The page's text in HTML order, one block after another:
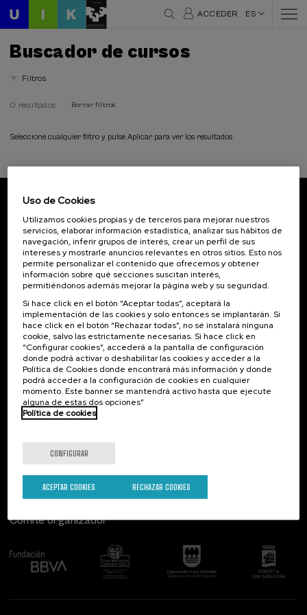
ACCEDER ES
Buscador de cursos
Filtros
0 resultados Borrar filtros
Seleccione cualquier filtro y pulse Aplicar para ver los resultados
Inscríbete para ser el primero/a en recibir las
novedades de UIK.
Suscribirse
Contacto
Palacio Miramar
Paseo de Miraconcha, 48
20007 Donostia / San Sebastián
Gipuzkoa, Spain
Contacta con nosotros
De interés...
Actividades anteriores
Comité organizador
Uso de Cookies
Utilizamos cookies propias y de terceros para mejorar nuestros
servicios, elaborar información estadística, analizar sus hábitos de
navegación, inferir grupos de interés, crear un perfil de sus
intereses y mostrarle anuncios relevantes en otros sitios. Esto nos
permite personalizar el contenido que ofrecemos y obtener
información sobre qué secciones suscitan interés,
permitiéndonos además mejorar la página web y su seguridad.
Si hace click en el botón “Aceptar todas”, aceptará la
implementación de las cookies y solo entonces se implantarán. Si
hace click en el botón “Rechazar todas”, no sé instalará ninguna
cookie, salvo las estrictamente necesarias. Si hace click en
“Configurar cookies”, accederá a la pantalla de configuración
donde podrá activar o deshabilitar las cookies y acceder a la
Política de Cookies donde encontrará más información y donde
podrá acceder a la configuración de cookies en cualquier
momento. Este banner se mantendrá activo hasta que ejecute
alguna de estas dos opciones”
Política de cookies
CONFIGURAR
RECHAZAR COOKIES
ACEPTAR COOKIES